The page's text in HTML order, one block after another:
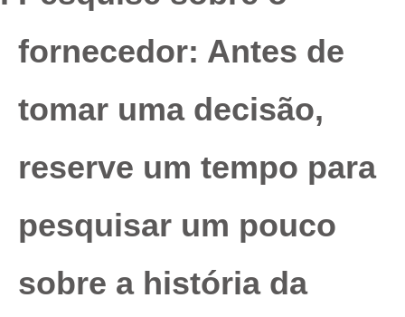
fornecedor: Antes de
tomar uma decisão,
reserve um tempo para
pesquisar um pouco
sobre a história da